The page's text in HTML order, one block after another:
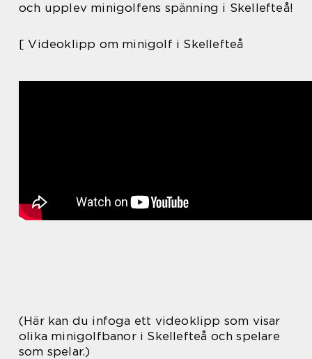
och upplev minigolfens spänning i Skellefteå!
[ Videoklipp om minigolf i Skellefteå
(Här kan du infoga ett videoklipp som visar
olika minigolfbanor i Skellefteå och spelare
som spelar.)